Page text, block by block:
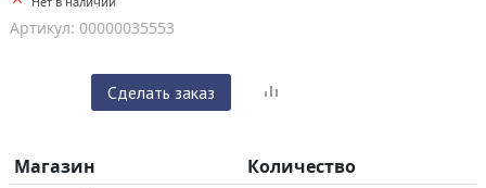
Артикул: 00000035553
Сделать заказ
Магазин
Количество